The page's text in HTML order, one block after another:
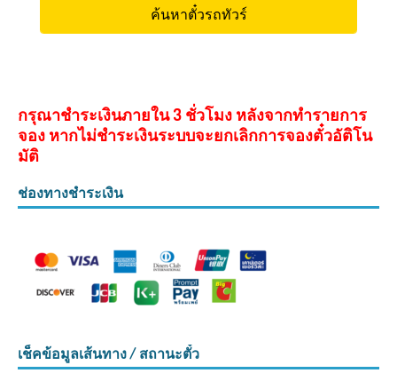
กรุณาชำระเงินภายใน 3 ชั่วโมง หลังจากทำรายการ
จอง หากไม่ชำระเงินระบบจะยกเลิกการจองตั๋วอัติโน
มัติ
ช่องทางชำระเงิน
เช็คข้อมูลเส้นทาง / สถานะตั๋ว